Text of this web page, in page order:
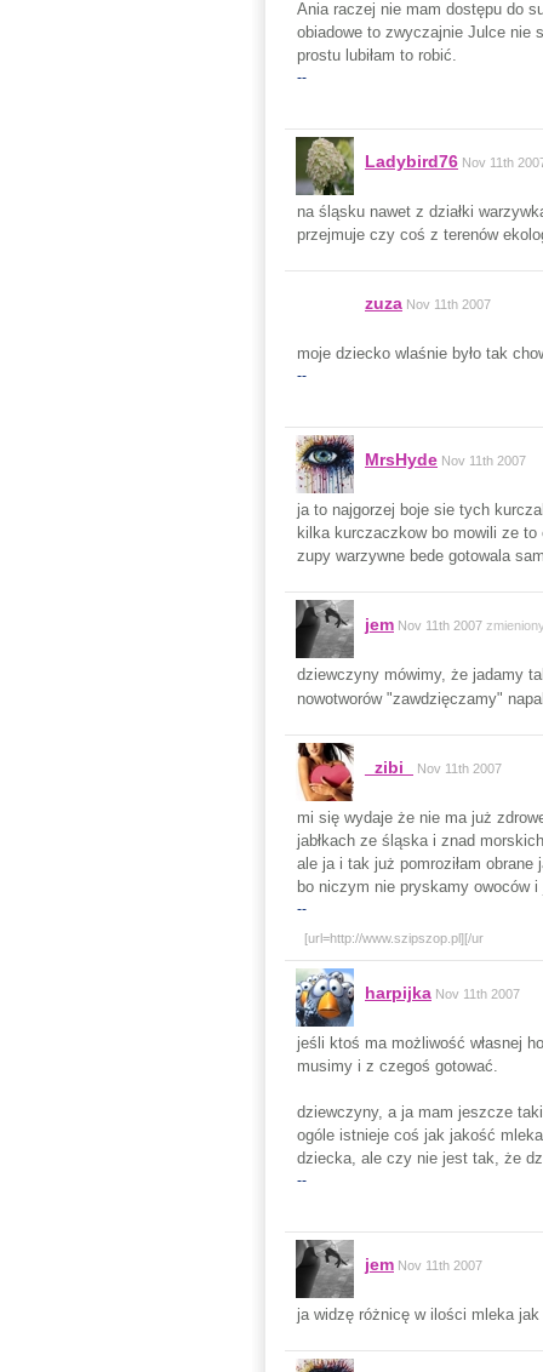
Ania raczej nie mam dostępu do
obiadowe to zwyczajnie Julce nie
prostu lubiłam to robić.
--
Ladybird76 Nov 11th
na śląsku nawet z działki
przejmuje czy coś z terenów
zuza Nov 11th 2007
moje dziecko wlaśnie było tak
--
MrsHyde Nov 11th 2007
ja to najgorzej boje sie tych
kilka kurczaczkow bo mowili ze
zupy warzywne bede gotowala
jem Nov 11th 2007
dziewczyny mówimy, że jadamy
nowotworów "zawdzięczamy"
_zibi_ Nov 11th 2007
mi się wydaje że nie ma już
jabłkach ze śląska i znad
ale ja i tak już pomroziłam obrane
bo niczym nie pryskamy owoców
--
[url=http://www.szipszop.pl][/ur
harpijka Nov 11th 2007
jeśli ktoś ma możliwość własnej
musimy i z czegoś gotować.
dziewczyny, a ja mam jeszcze
ogóle istnieje coś jak jakość
dziecka, ale czy nie jest tak, że
--
jem Nov 11th 2007
ja widzę różnicę w ilości mleka